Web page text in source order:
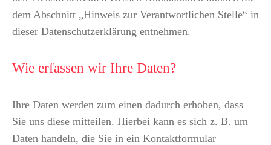
dem Abschnitt „Hinweis zur Verantwortlichen Stelle“ in
dieser Datenschutzerklärung entnehmen.
Wie erfassen wir Ihre Daten?
Ihre Daten werden zum einen dadurch erhoben, dass
Sie uns diese mitteilen. Hierbei kann es sich z. B. um
Daten handeln, die Sie in ein Kontaktformular